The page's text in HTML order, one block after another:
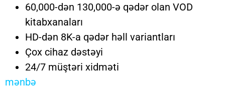
60,000-dən 130,000-ə qədər olan VOD
kitabxanaları
HD-dən 8K-a qədər həll variantları
Çox cihaz dəstəyi
24/7 müştəri xidməti
mənbə